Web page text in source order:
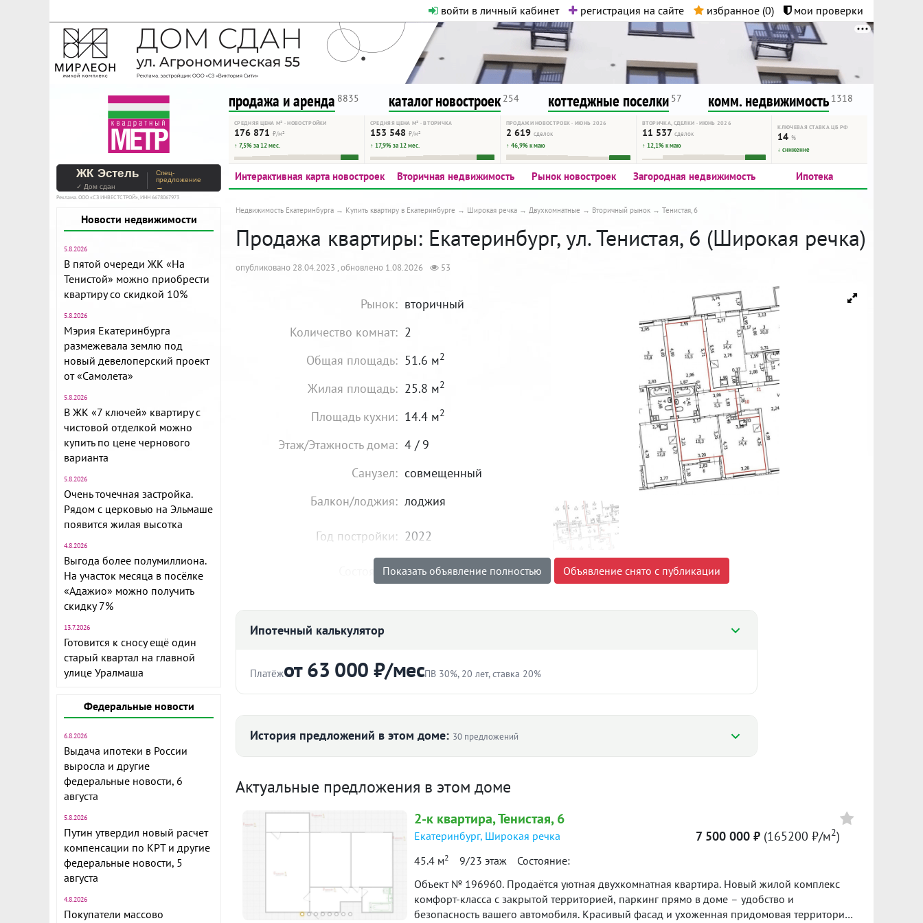
войти в личный кабинет регистрация на сайте избранное (0) мои проверки
На Метре реклама - только нормальная. Никакого шок-контента.
Помогайте независимому ресурсу, как он помогает вам. Удачи!
продажа и аренда 8835 каталог новостроек 254 коттеджные поселки 57 комм. недвижимость 1318
СРЕДНЯЯ ЦЕНА М² · НОВОСТРОЙКИ
176 871 ₽/м²
↑ 7,5% за 12 мес.
СРЕДНЯЯ ЦЕНА М² · ВТОРИЧКА
153 548 ₽/м²
↑ 17,9% за 12 мес.
ПРОДАЖИ НОВОСТРОЕК · ИЮНЬ 2026
2 619 сделок
↑ 46,9% к маю
ВТОРИЧКА, СДЕЛКИ · ИЮНЬ 2026
11 537 сделок
↑ 12,1% к маю
КЛЮЧЕВАЯ СТАВКА ЦБ РФ
14%
↓ снижение
ЖК Эстель
✓ Дом сдан
Спец-
предложение
→
Реклама. ООО «СЗ ИНВЕСТСТРОЙ», ИНН 6678067973
Новости недвижимости
5.8.2026
В пятой очереди ЖК «На
Тенистой» можно приобрести
квартиру со скидкой 10%
5.8.2026
Мэрия Екатеринбурга
размежевала землю под
новый девелоперский проект
от «Самолета»
5.8.2026
В ЖК «7 ключей» квартиру с
чистовой отделкой можно
купить по цене чернового
варианта
5.8.2026
Очень точечная застройка.
Рядом с церковью на Эльмаше
появится жилая высотка
4.8.2026
Выгода более полумиллиона.
На участок месяца в посёлке
«Адажио» можно получить
скидку 7%
13.7.2026
Готовится к сносу ещё один
старый квартал на главной
улице Уралмаша
Федеральные новости
6.8.2026
Выдача ипотеки в России
выросла и другие
федеральные новости, 6
августа
5.8.2026
Путин утвердил новый расчет
компенсации по КРТ и другие
федеральные новости, 5
августа
4.8.2026
Покупатели массово
Интерактивная карта новостроек Вторичная недвижимость Рынок новостроек Загородная недвижимость Ипотека
Недвижимость Екатеринбурга Купить квартиру в Екатеринбурге Широкая речка Двухкомнатные Вторичный рынок Тенистая, 6
Продажа квартиры: Екатеринбург, ул. Тенистая, 6 (Широкая речка)
опубликовано 28.04.2023 , обновлено 1.08.2026 53
Рынок: вторичный
Количество комнат: 2
Общая площадь: 51.6 м2
Жилая площадь: 25.8 м2
Площадь кухни: 14.4 м2
Этаж/Этажность дома: 4 / 9
Санузел: совмещенный
Балкон/лоджия: лоджия
Год постройки: 2022
Состояние: хорошее
Цена: 5 300 000₽
Объявление снято с публикации
Торг: Невозможен
Тип сделки: «чистая» продажа
Ипотека:
комплексе , хорошая локация, 20 минут до центра на
машине, с функциональной площадкой для прогулок и
игр, хороший косметический ремонт. Помощь в
ипотеке
Показать объявление полностью Объявление снято с публикации
Ипотечный калькулятор
Платёжот 63 000 ₽/месПВ 30%, 20 лет, ставка 20%
%
лет
63 000 ₽
Расчёт по аннуитетной формуле и является ориентировочным. Точную ставку и условия уточняйте в банке.
История предложений в этом доме: 30 предложений
I пол. 2023 II пол. 2023
128 578
I пол. 2025 II пол. 2025 I пол. 2026
Актуальные предложения в этом доме
2-к квартира, Тенистая, 6
Екатеринбург, Широкая речка
45.4 м2 9/23 этаж Состояние:
7 500 000 ₽ (165200 ₽/м2)
Объект № 196960. Продаётся уютная двухкомнатная квартира. Новый жилой комплекс
комфорт-класса с закрытой территорией, паркинг прямо в доме – удобство и
безопасность вашего автомобиля. Красивый фасад и ухоженная придомовая территория.